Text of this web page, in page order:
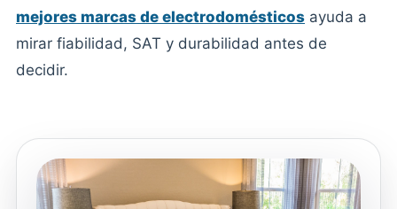
mejores marcas de electrodomésticos ayuda a
mirar fiabilidad, SAT y durabilidad antes de
decidir.